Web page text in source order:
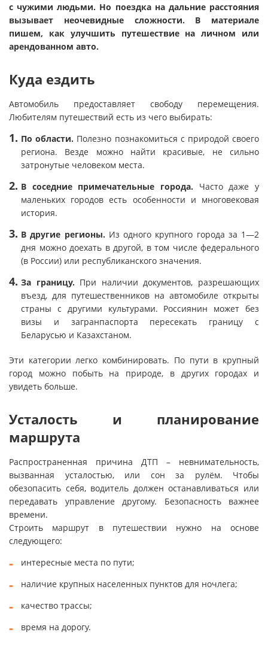
с чужими людьми. Но поездка на дальние расстояния
вызывает неочевидные сложности. В материале
пишем, как улучшить путешествие на личном или
арендованном авто.
Куда ездить
Автомобиль предоставляет свободу перемещения.
Любителям путешествий есть из чего выбирать:
По области. Полезно познакомиться с природой своего
региона. Везде можно найти красивые, не сильно
затронутые человеком места.
В соседние примечательные города. Часто даже у
маленьких городов есть особенности и многовековая
история.
В другие регионы. Из одного крупного города за 1—2
дня можно доехать в другой, в том числе федерального
(в России) или республиканского значения.
За границу. При наличии документов, разрешающих
въезд, для путешественников на автомобиле открыты
страны с другими культурами. Россиянин может без
визы и загранпаспорта пересекать границу с
Беларусью и Казахстаном.
Эти категории легко комбинировать. По пути в крупный
город можно побыть на природе, в других городах и
увидеть больше.
Усталость и планирование
маршрута
Распространенная причина ДТП – невнимательность,
вызванная усталостью, или сон за рулём. Чтобы
обезопасить себя, водитель должен останавливаться или
передавать управление другому. Безопасность важнее
времени.
Строить маршрут в путешествии нужно на основе
следующего:
интересные места по пути;
наличие крупных населенных пунктов для ночлега;
качество трассы;
время на дорогу.